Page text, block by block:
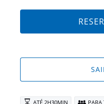
ATÉ 2H30MIN PARA